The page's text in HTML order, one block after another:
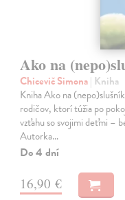
Ako na
Chicevič Simona| Kniha
Kniha Ako na
rodičov, ktorí túžia po
vzťahu so svojimi deťmi –
Autorka…
Do 4 dní
16,90 €